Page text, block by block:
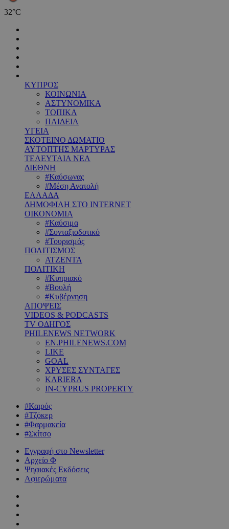
32°C
ΚΥΠΡΟΣ
ΚΟΙΝΩΝΙΑ
ΑΣΤΥΝΟΜΙΚΑ
ΤΟΠΙΚΑ
ΠΑΙΔΕΙΑ
ΥΓΕΙΑ
ΣΚΟΤΕΙΝΟ ΔΩΜΑΤΙΟ
ΑΥΤΟΠΤΗΣ ΜΑΡΤΥΡΑΣ
ΤΕΛΕΥΤΑΙΑ ΝΕΑ
ΔΙΕΘΝΗ
#Καύσωνας
#Μέση Ανατολή
ΕΛΛΑΔΑ
ΔΗΜΟΦΙΛΗ ΣΤΟ INTERNET
ΟΙΚΟΝΟΜΙΑ
#Καύσιμα
#Συνταξιοδοτικό
#Τουρισμός
ΠΟΛΙΤΙΣΜΟΣ
ΑΤΖΕΝΤΑ
ΠΟΛΙΤΙΚΗ
#Κυπριακό
#Βουλή
#Κυβέρνηση
ΑΠΟΨΕΙΣ
VIDEOS & PODCASTS
TV ΟΔΗΓΟΣ
PHILENEWS NETWORK
EN.PHILENEWS.COM
LIKE
GOAL
ΧΡΥΣΕΣ ΣΥΝΤΑΓΕΣ
KARIERA
IN-CYPRUS PROPERTY
#Καιρός
#Τζόκερ
#Φαρμακεία
#Σκίτσο
Εγγραφή στο Newsletter
Αρχείο Φ
Ψηφιακές Εκδόσεις
Αφιερώματα